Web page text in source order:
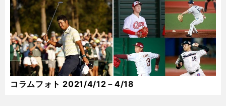
コラムフォト 2021/4/12－4/18